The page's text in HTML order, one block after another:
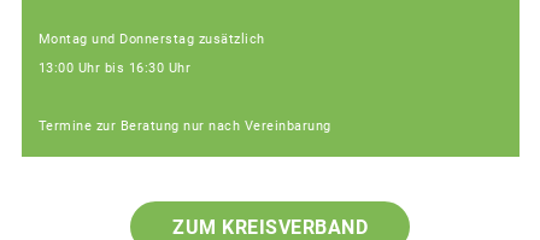
Montag und Donnerstag zusätzlich
13:00 Uhr bis 16:30 Uhr
Termine zur Beratung nur nach Vereinbarung
ZUM KREISVERBAND